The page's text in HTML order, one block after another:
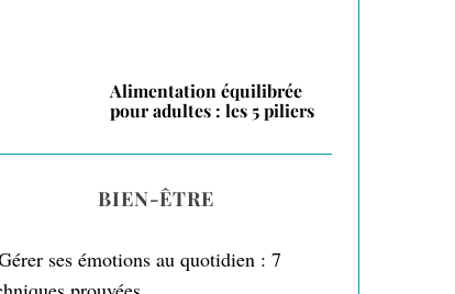
Alimentation équilibrée
pour adultes : les 5 piliers
BIEN-ÊTRE